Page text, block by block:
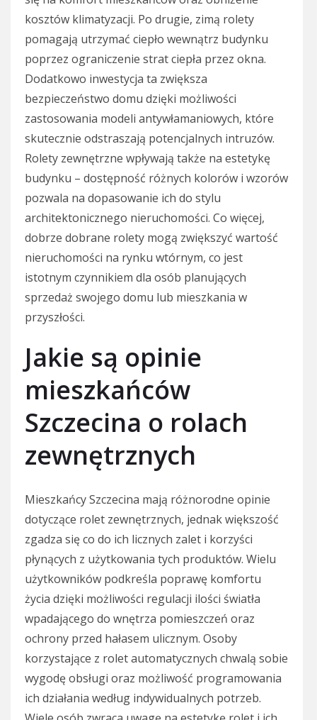
kosztów klimatyzacji. Po drugie, zimą rolety
pomagają utrzymać ciepło wewnątrz budynku
poprzez ograniczenie strat ciepła przez okna.
Dodatkowo inwestycja ta zwiększa
bezpieczeństwo domu dzięki możliwości
zastosowania modeli antywłamaniowych, które
skutecznie odstraszają potencjalnych intruzów.
Rolety zewnętrzne wpływają także na estetykę
budynku – dostępność różnych kolorów i wzorów
pozwala na dopasowanie ich do stylu
architektonicznego nieruchomości. Co więcej,
dobrze dobrane rolety mogą zwiększyć wartość
nieruchomości na rynku wtórnym, co jest
istotnym czynnikiem dla osób planujących
sprzedaż swojego domu lub mieszkania w
przyszłości.
Jakie są opinie
mieszkańców
Szczecina o rolach
zewnętrznych
Mieszkańcy Szczecina mają różnorodne opinie
dotyczące rolet zewnętrznych, jednak większość
zgadza się co do ich licznych zalet i korzyści
płynących z użytkowania tych produktów. Wielu
użytkowników podkreśla poprawę komfortu
życia dzięki możliwości regulacji ilości światła
wpadającego do wnętrza pomieszczeń oraz
ochrony przed hałasem ulicznym. Osoby
korzystające z rolet automatycznych chwalą sobie
wygodę obsługi oraz możliwość programowania
ich działania według indywidualnych potrzeb.